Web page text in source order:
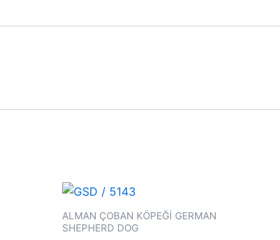
ALMAN ÇOBAN KÖPEĞİ GERMAN
SHEPHERD DOG